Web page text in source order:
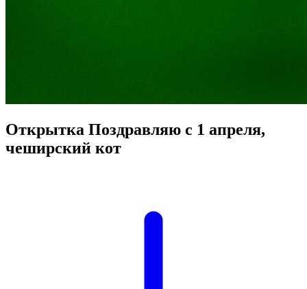
Открытка Поздравляю с 1 апреля,
чеширский кот